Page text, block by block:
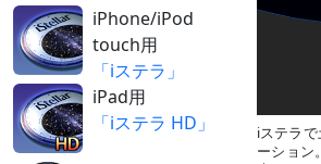
iPhone/iPod
touch用
「iステラ」
iPad用
「iステラ HD」
iステラ
ーション